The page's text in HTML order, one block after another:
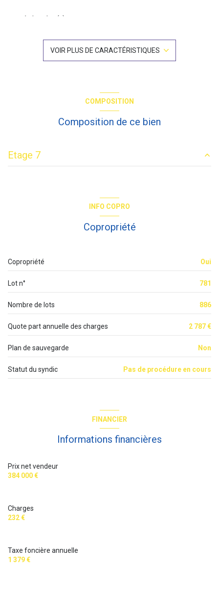
1 chambre(s)
cuisine américaine (semi-équipée)
Chauffage collectif : radiateur (gaz)
1 niveau(x)
vue Sur Jardins
cave
accès handicapé
VOIR PLUS DE CARACTÉRISTIQUES
COMPOSITION
Composition de ce bien
Etage 7
INFO COPRO
Copropriété
Copropriété Oui
Lot n° 781
Nombre de lots 886
Quote part annuelle des charges 2 787 €
Plan de sauvegarde Non
Statut du syndic Pas de procédure en cours
FINANCIER
Informations financières
Prix net vendeur
384 000 €
Charges
232 €
Taxe foncière annuelle
1 379 €